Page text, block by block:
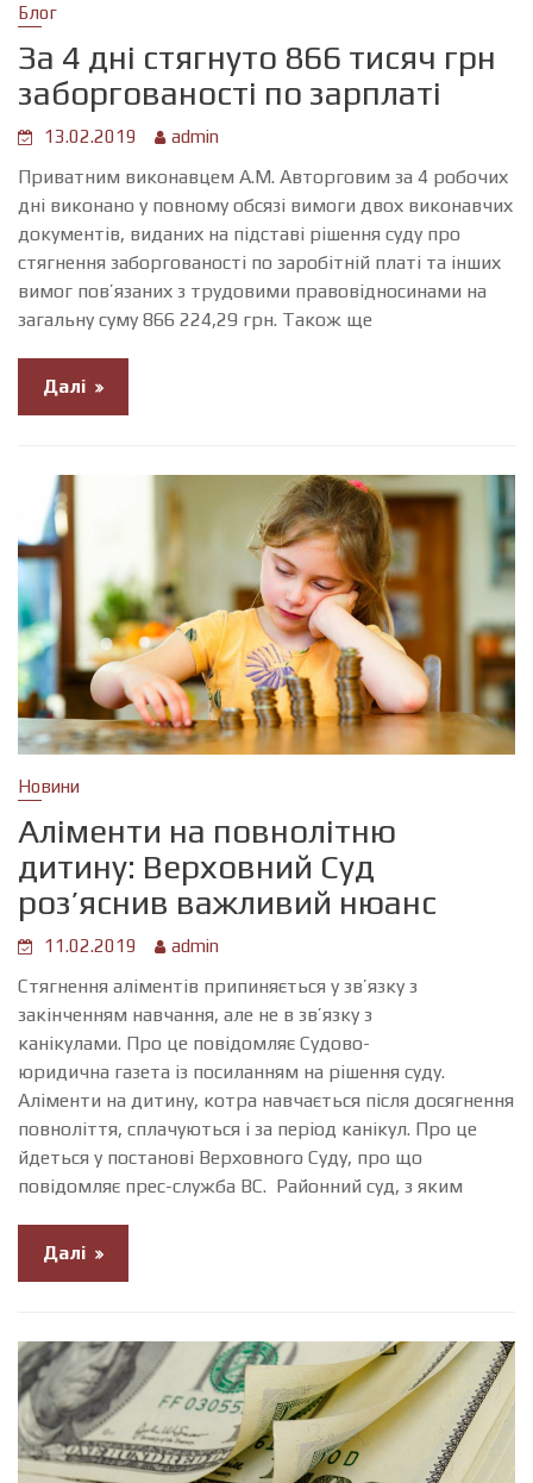
Блог
За 4 дні стягнуто 866 тисяч грн
заборгованості по зарплаті
13.02.2019 admin
Приватним виконавцем А.М. Авторговим за 4 робочих
дні виконано у повному обсязі вимоги двох виконавчих
документів, виданих на підставі рішення суду про
стягнення заборгованості по заробітній платі та інших
вимог пов’язаних з трудовими правовідносинами на
загальну суму 866 224,29 грн. Також ще
Далі
Новини
Аліменти на повнолітню
дитину: Верховний Суд
роз’яснив важливий нюанс
11.02.2019 admin
Стягнення аліментів припиняється у зв’язку з
закінченням навчання, але не в зв’язку з
канікулами. Про це повідомляє Судово-
юридична газета із посиланням на рішення суду.
Аліменти на дитину, котра навчається після досягнення
повноліття, сплачуються і за період канікул. Про це
йдеться у постанові Верховного Суду, про що
повідомляє прес-служба ВС. Районний суд, з яким
Далі